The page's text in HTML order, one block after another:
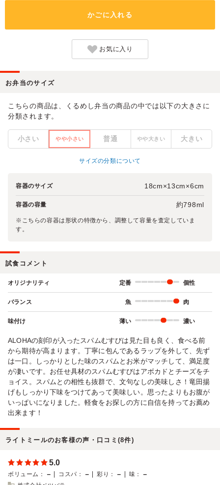
かごに入れる
お気に入り
お弁当のサイズ
こちらの商品は、くるめし弁当の商品の中では以下の大きさに
分類されます。
小さい やや小さい 普通 やや大きい 大きい
サイズの分類について
容器のサイズ 18cm×13cm×6cm
容器の容量 約798ml
※こちらの容器は形状の特徴から、調整して容量を査定していま
す。
試食コメント
オリジナリティ 定番 個性
バランス 魚 肉
味付け 薄い 濃い
ALOHAの刻印が入ったスパムむすびは見た目も良く、食べる前
から期待が高まります。丁寧に包んであるラップを外して、先ず
は一口。しっかりとした味のスパムとお米がマッチして、満足度
が凄いです。お任せ具材のスパムむすびはアボカドとチーズをチ
ョイス。スパムとの相性も抜群で、文句なしの美味しさ！竜田揚
げもしっかり下味をつけてあって美味しい。思ったよりもお腹が
いっぱいになりました。軽食をお探しの方に自信を持ってお薦め
出来ます！
ライトミールのお客様の声・口コミ(8件)
5.0
ボリューム ： － コスパ ： － 彩り ： － 味 ： －